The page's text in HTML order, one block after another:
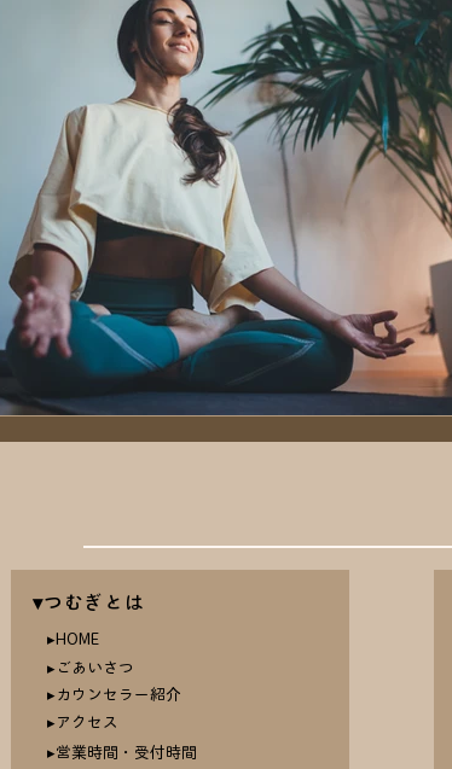
▾つむぎとは
​▸HOME
▸ごあいさつ
​▸カウンセラー紹介
▸アクセス
▸営業時間・受付時間